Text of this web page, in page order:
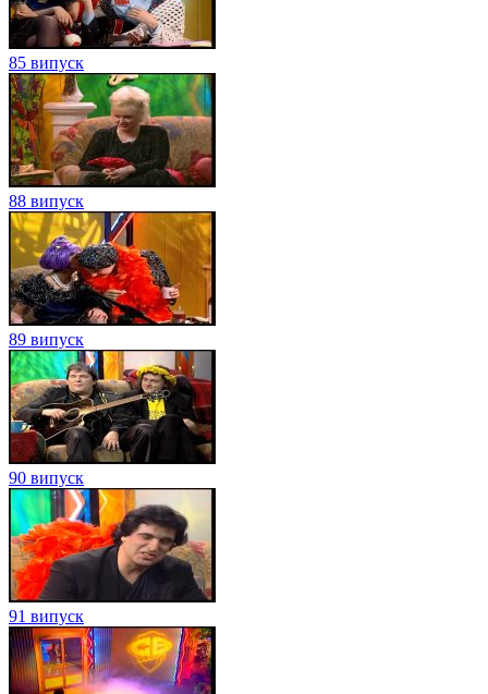
85 випуск
88 випуск
89 випуск
90 випуск
91 випуск